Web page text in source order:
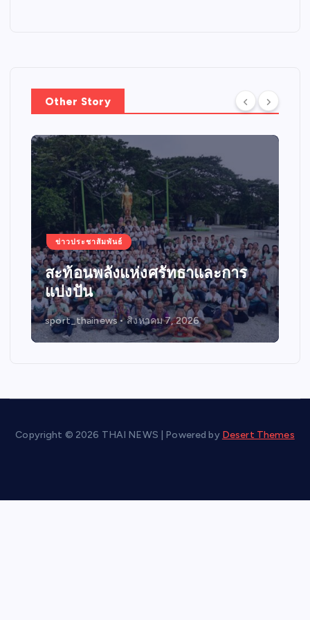
a
t
i
o
n
Other Story
ข่าวประชาสัมพันธ์
สะท้อนพลังแห่งศรัทธาและการ
แบ่งปัน
sport_thainews สิงหาคม 7, 2026
Copyright © 2026 THAI NEWS | Powered by Desert Themes